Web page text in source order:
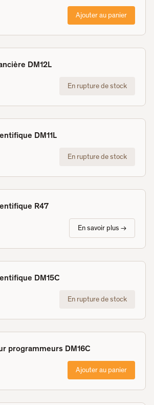
Ajouter au panier
DM12L
En rupture de stock
DM11L
En rupture de stock
R47
En savoir plus →
DM15C
En rupture de stock
programmeurs DM16C
Ajouter au panier